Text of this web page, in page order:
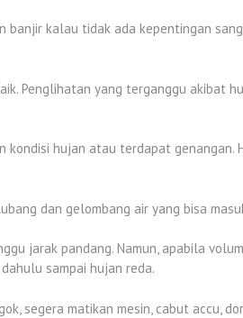
kalau tidak ada kepentingan
Penglihatan yang terganggu akibat
hujan atau terdapat
dan gelombang air yang bisa
jarak pandang. Namun, apabila
sampai hujan reda.
segera matikan mesin, cabut accu,